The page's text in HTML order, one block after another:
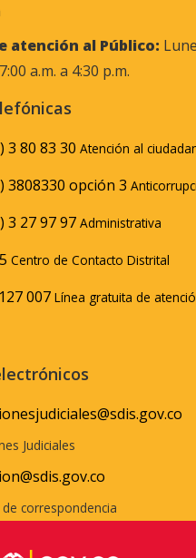
atención al Público:
a.m. a 4:30 p.m.
3 80 83 30 Atención al
3808330 opción 3
3 27 97 97 Administrativa
Centro de Contacto Distrital
007 Línea gratuita de
Judiciales
de correspondencia